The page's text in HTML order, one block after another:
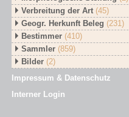
Verbreitung der Art (45)
Geogr. Herkunft Beleg (231)
Bestimmer (410)
Sammler (859)
Bilder (2)
Impressum & Datenschutz
Interner Login